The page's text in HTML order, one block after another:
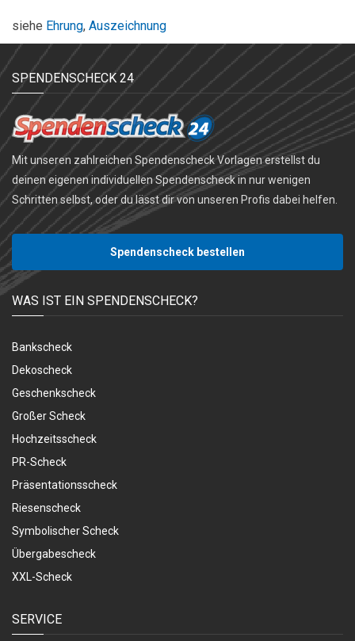
siehe Ehrung, Auszeichnung
SPENDENSCHECK 24
Mit unseren zahlreichen Spendenscheck Vorlagen erstellst du
deinen eigenen individuellen Spendenscheck in nur wenigen
Schritten selbst, oder du lässt dir von unseren Profis dabei helfen.
Spendenscheck bestellen
WAS IST EIN SPENDENSCHECK?
Bankscheck
Dekoscheck
Geschenkscheck
Großer Scheck
Hochzeitsscheck
PR-Scheck
Präsentationsscheck
Riesenscheck
Symbolischer Scheck
Übergabescheck
XXL-Scheck
SERVICE